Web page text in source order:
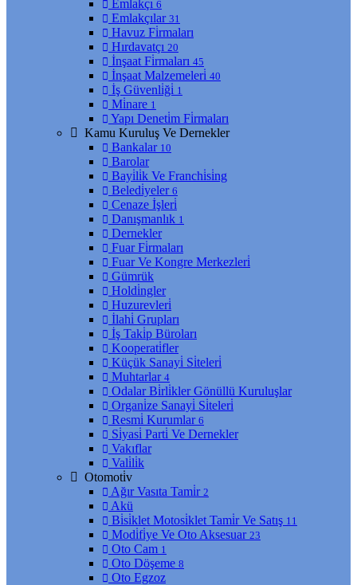
Emlakçı 6
Emlakçılar 31
Havuz Fi̇rmaları
Hırdavatçı 20
İnşaat Fi̇rmaları 45
İnşaat Malzemeleri̇ 40
İş Güvenli̇ği̇ 1
Mi̇nare 1
Yapı Deneti̇m Fi̇rmaları
Kamu Kuruluş Ve Dernekler
Bankalar 10
Barolar
Bayi̇li̇k Ve Franchi̇si̇ng
Beledi̇yeler 6
Cenaze İşleri̇
Danışmanlık 1
Dernekler
Fuar Fi̇rmaları
Fuar Ve Kongre Merkezleri̇
Gümrük
Holdi̇ngler
Huzurevleri̇
İlahi̇ Grupları
İş Taki̇p Büroları
Kooperati̇fler
Küçük Sanayi̇ Si̇teleri̇
Muhtarlar 4
Odalar Bi̇rli̇kler Gönüllü Kuruluşlar
Organi̇ze Sanayi̇ Si̇teleri̇
Resmi̇ Kurumlar 6
Si̇yasi̇ Parti̇ Ve Dernekler
Vakıflar
Vali̇li̇k
Otomoti̇v
Ağır Vasıta Tami̇r 2
Akü
Bi̇si̇klet Motosi̇klet Tami̇r Ve Satış 11
Modi̇fi̇ye Ve Oto Aksesuar 23
Oto Cam 1
Oto Döşeme 8
Oto Egzoz